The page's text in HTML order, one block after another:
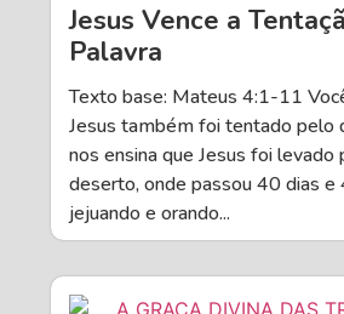
Jesus Vence a
Palavra
Texto base: Mateus 4:1-11
Jesus também foi tentado pelo
nos ensina que Jesus foi levado
deserto, onde passou 40 dias e
jejuando e orando...